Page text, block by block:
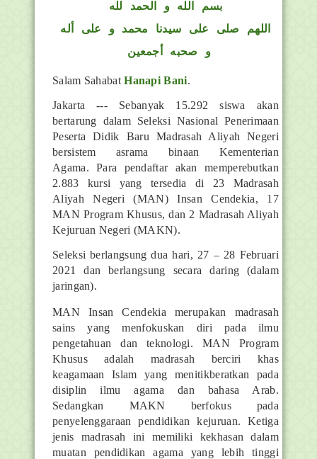
بسم الله و الحمد لله
اللهم صلى على سيدنا محمد و على أله
و صحبه أجمعين
Salam SahabatHanapi Bani.
Jakarta --- Sebanyak 15.292 siswa akan
bertarung dalam Seleksi Nasional Penerimaan
Peserta Didik Baru Madrasah Aliyah Negeri
bersistem asrama binaan Kementerian
Agama. Para pendaftar akan memperebutkan
2.883 kursi yang tersedia di 23 Madrasah
Aliyah Negeri (MAN) Insan Cendekia, 17
MAN Program Khusus, dan 2 Madrasah Aliyah
Kejuruan Negeri (MAKN).
Seleksi berlangsung dua hari, 27 – 28 Februari
2021 dan berlangsung secara daring (dalam
jaringan).
MAN Insan Cendekia merupakan madrasah
sains yang menfokuskan diri pada ilmu
pengetahuan dan teknologi. MAN Program
Khusus adalah madrasah berciri khas
keagamaan Islam yang menitikberatkan pada
disiplin ilmu agama dan bahasa Arab.
Sedangkan MAKN berfokus pada
penyelenggaraan pendidikan kejuruan. Ketiga
jenis madrasah ini memiliki kekhasan dalam
muatan pendidikan agama yang lebih tinggi